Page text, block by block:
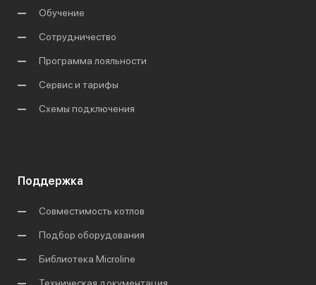
Обучение
Сотрудничество
Программа лояльности
Сервис и тарифы
Схемы подключения
Поддержка
Совместимость котлов
Подбор оборудования
Библиотека Microline